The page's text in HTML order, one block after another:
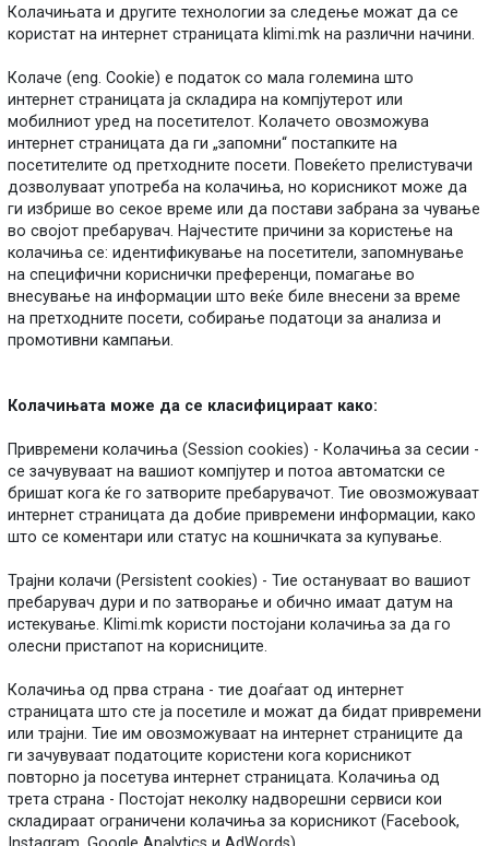
Колачињата и другите технологии за следење можат да се
користат на интернет страницата klimi.mk на различни начини.
Колаче (eng. Cookie) е податок со мала големина што
интернет страницата ја складира на компјутерот или
мобилниот уред на посетителот. Колачето овозможува
интернет страницата да ги „запомни“ постапките на
посетителите од претходните посети. Повеќето прелистувачи
дозволуваат употреба на колачиња, но корисникот може да
ги избрише во секое време или да постави забрана за чување
во својот пребарувач. Најчестите причини за користење на
колачиња се: идентификување на посетители, запомнување
на специфични кориснички преференци, помагање во
внесување на информации што веќе биле внесени за време
на претходните посети, собирање податоци за анализа и
промотивни кампањи.
Колачињата може да се класифицираат како:
Привремени колачиња (Session cookies) - Колачиња за сесии -
се зачувуваат на вашиот компјутер и потоа автоматски се
бришат кога ќе го затворите пребарувачот. Тие овозможуваат
интернет страницата да добие привремени информации, како
што се коментари или статус на кошничката за купување.
Трајни колачи (Persistent cookies) - Тие остануваат во вашиот
пребарувач дури и по затворање и обично имаат датум на
истекување. Klimi.mk користи постојани колачиња за да го
олесни пристапот на корисниците.
Колачиња од прва страна - тие доаѓаат од интернет
страницата што сте ја посетиле и можат да бидат привремени
или трајни. Тие им овозможуваат на интернет страниците да
ги зачувуваат податоците користени кога корисникот
повторно ја посетува интернет страницата. Колачиња од
трета страна - Постојат неколку надворешни сервиси кои
складираат ограничени колачиња за корисникот (Facebook,